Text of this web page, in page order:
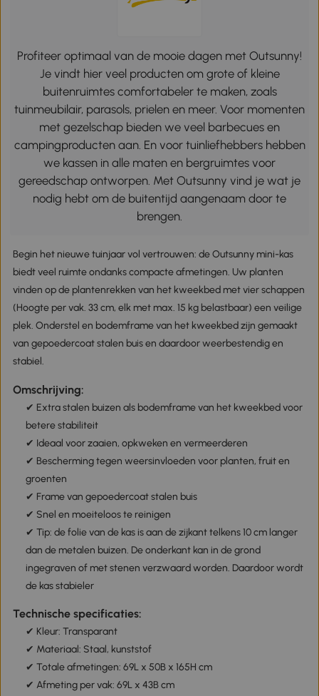
Profiteer optimaal van de mooie dagen met Outsunny!
Je vindt hier veel producten om grote of kleine
buitenruimtes comfortabeler te maken, zoals
tuinmeubilair, parasols, prielen en meer. Voor momenten
met gezelschap bieden we veel barbecues en
campingproducten aan. En voor tuinliefhebbers hebben
we kassen in alle maten en bergruimtes voor
gereedschap ontworpen. Met Outsunny vind je wat je
nodig hebt om de buitentijd aangenaam door te
brengen.
Begin het nieuwe tuinjaar vol vertrouwen: de Outsunny mini-kas
biedt veel ruimte ondanks compacte afmetingen. Uw planten
vinden op de plantenrekken van het kweekbed met vier schappen
(Hoogte per vak. 33 cm, elk met max. 15 kg belastbaar) een veilige
plek. Onderstel en bodemframe van het kweekbed zijn gemaakt
van gepoedercoat stalen buis en daardoor weerbestendig en
stabiel.
Omschrijving:
✔ Extra stalen buizen als bodemframe van het kweekbed voor
betere stabiliteit
✔ Ideaal voor zaaien, opkweken en vermeerderen
✔ Bescherming tegen weersinvloeden voor planten, fruit en
groenten
✔ Frame van gepoedercoat stalen buis
✔ Snel en moeiteloos te reinigen
✔ Tip: de folie van de kas is aan de zijkant telkens 10 cm langer
dan de metalen buizen. De onderkant kan in de grond
ingegraven of met stenen verzwaard worden. Daardoor wordt
de kas stabieler
Technische specificaties:
✔ Kleur: Transparant
✔ Materiaal: Staal, kunststof
✔ Totale afmetingen: 69L x 50B x 165H cm
✔ Afmeting per vak: 69L x 43B cm